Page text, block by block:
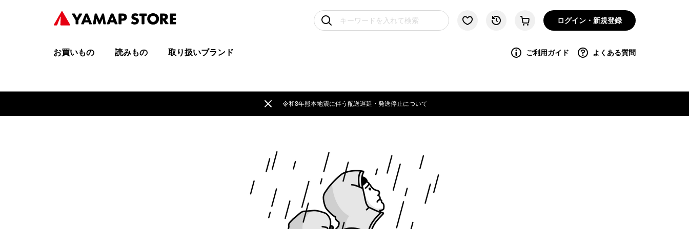
ログイン・新規登録
お買いもの 読みもの 取り扱いブランド ご利用ガイド よくある質問
令和8年熊本地震に伴う配送遅延・発送停止について